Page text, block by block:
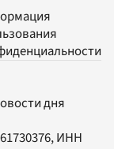
дня
ИНН